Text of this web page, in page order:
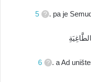
5 . pa je
6 . a Ad